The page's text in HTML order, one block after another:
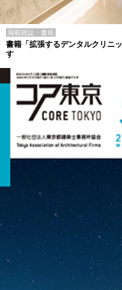
掲載雑誌・書籍
書籍「拡張するデンタルクリニ
す